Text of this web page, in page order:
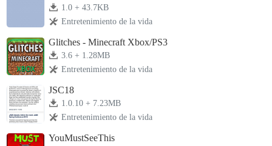
1.0 + 43.7KB
Entretenimiento de la vida
Glitches - Minecraft Xbox/PS3
3.6 + 1.28MB
Entretenimiento de la vida
JSC18
1.0.10 + 7.23MB
Entretenimiento de la vida
YouMustSeeThis